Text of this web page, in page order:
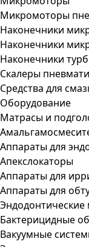
Микромоторы
Наконечники
Наконечники
Наконечники
Скалеры
Средства для
Оборудование
Матрасы и
Аппараты для
Апекслокаторы
Аппараты для
Аппараты для
Бактерицидные
Вакуумные